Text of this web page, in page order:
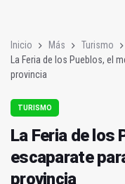
Inicio Más
Turismo
La Feria de los Pueblos, el
provincia
TURISMO
La Feria de los
escaparate
provincia